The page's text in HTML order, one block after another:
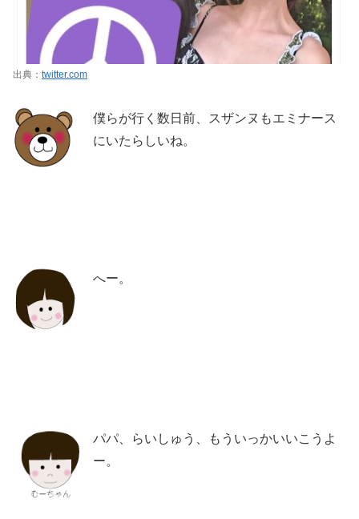
出典： twitter.com
僕らが行く数日前、スザンヌもエミナース
にいたらしいね。
へー。
パパ、らいしゅう、もういっかいいこうよ
ー。